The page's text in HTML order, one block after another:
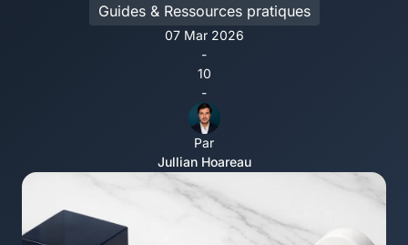
Guides & Ressources pratiques
07 Mar 2026
-
10
-
Par
Jullian Hoareau